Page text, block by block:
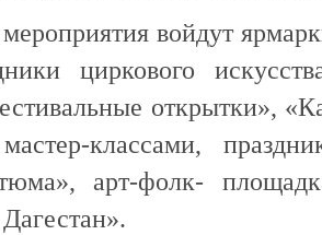
войдут
циркового
открытки»,
классами,
арт-фолк-